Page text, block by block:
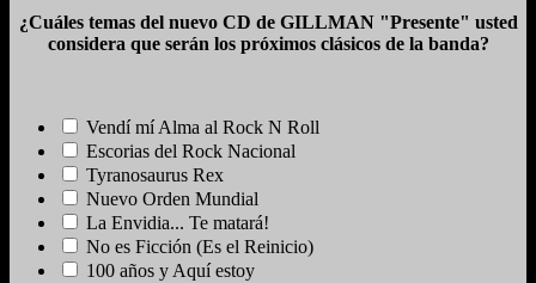
¿Cuáles temas del nuevo CD de GILLMAN "Presente" usted
considera que serán los próximos clásicos de la banda?
Vendí mí Alma al Rock N Roll
Escorias del Rock Nacional
Tyranosaurus Rex
Nuevo Orden Mundial
La Envidia... Te matará!
No es Ficción (Es el Reinicio)
100 años y Aquí estoy